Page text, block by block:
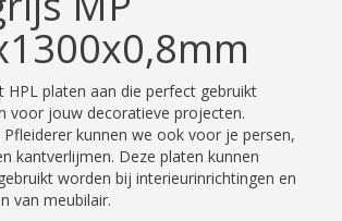
HPL platen aan die perfect gebruikt
voor jouw decoratieve projecten.
kunnen we ook voor je persen,
kantverlijmen. Deze platen kunnen
worden bij interieurinrichtingen en
van meubilair.